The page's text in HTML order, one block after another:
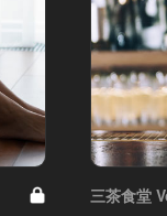
三茶食堂